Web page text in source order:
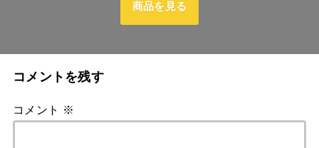
商品を見る
コメントを残す
コメント ※